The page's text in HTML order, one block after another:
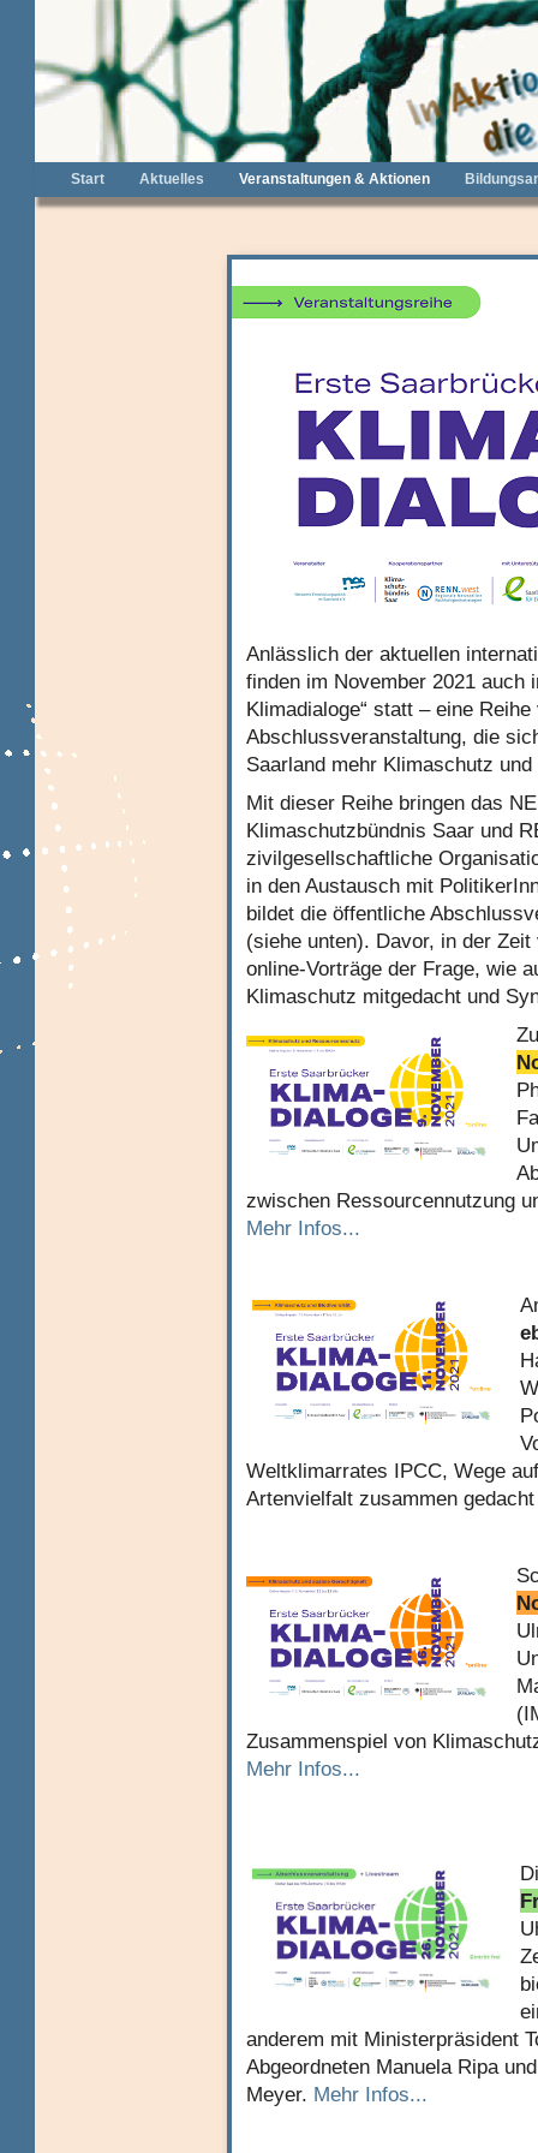
Start Aktuelles Veranstaltungen & Aktionen
Anlässlich der aktuellen
finden im November 2021 auch
Klimadialoge“ statt – eine
Abschlussveranstaltung, die
Saarland mehr Klimaschutz
Mit dieser Reihe bringen das
Klimaschutzbündnis Saar und
zivilgesellschaftliche
in den Austausch mit
bildet die öffentliche
(siehe unten). Davor, in der
online-Vorträge der Frage, wie
Klimaschutz mitgedacht und
zwischen Ressourcennutzung
Mehr Infos...
Weltklimarrates IPCC, Wege
Artenvielfalt zusammen
Zusammenspiel von
Mehr Infos...
anderem mit Ministerpräsident
Abgeordneten Manuela Ripa
Meyer. Mehr Infos...